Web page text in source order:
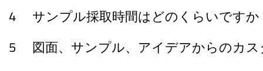
4
サンプル採取時間はどのくらいです
5
図面、サンプル、アイデアからのカ